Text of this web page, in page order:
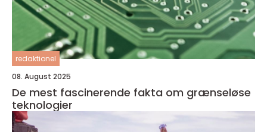
redaktionel
08. August 2025
De mest fascinerende fakta om grænseløse
teknologier